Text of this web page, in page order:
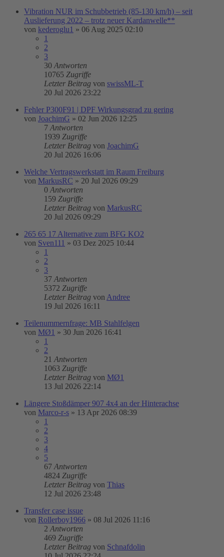
Vibration NUR im Schubbetrieb (85-130 km/h) – seit
Auslieferung 2022 – trotz neuer Kardanwelle**
von kederoglu1 » 06 Aug 2025 02:10
1
2
3
30 Antworten
10765 Zugriffe
Letzter Beitrag von swissML-T
20 Jul 2026 23:22
Fehler P300F91 | DPF Wirkungsgrad zu gering
von JoachimG » 02 Jun 2026 12:25
7 Antworten
1939 Zugriffe
Letzter Beitrag von JoachimG
20 Jul 2026 16:06
Welche Vertragswerkstatt im Raum Freiburg
von MarkusRC » 20 Jul 2026 09:29
0 Antworten
159 Zugriffe
Letzter Beitrag von MarkusRC
20 Jul 2026 09:29
265 65 17 Alternative zum BFG KO2
von Sven111 » 03 Dez 2025 10:44
1
2
3
37 Antworten
5372 Zugriffe
Letzter Beitrag von Andree
19 Jul 2026 16:11
Teilenummernfrage: MB Stahlfelgen
von MØ1 » 30 Jun 2026 16:41
1
2
21 Antworten
1063 Zugriffe
Letzter Beitrag von MØ1
13 Jul 2026 22:14
Längere Stoßdämper 907 4x4 an der Hinterachse
von Marco-r-s » 13 Apr 2026 08:39
1
2
3
4
5
67 Antworten
4824 Zugriffe
Letzter Beitrag von Thias
12 Jul 2026 23:48
Transfer case issue
von Rollerboy1966 » 08 Jul 2026 11:16
2 Antworten
469 Zugriffe
Letzter Beitrag von Schnafdolin